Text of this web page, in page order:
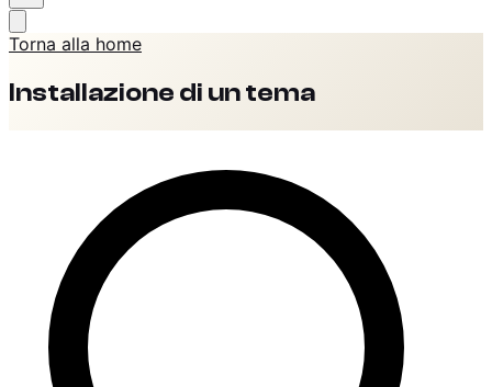
Torna alla home
Installazione di un tema